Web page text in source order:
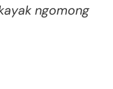
ngomong